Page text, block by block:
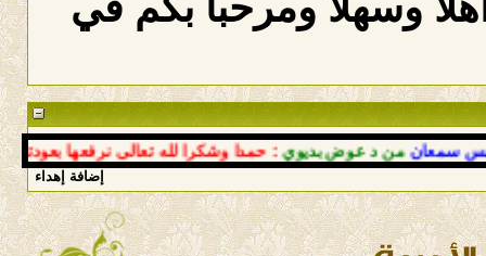
من د عوض بديوي : حمدا وشكرا لله تعالى نرفعها بعودتك
إضافة إهداء